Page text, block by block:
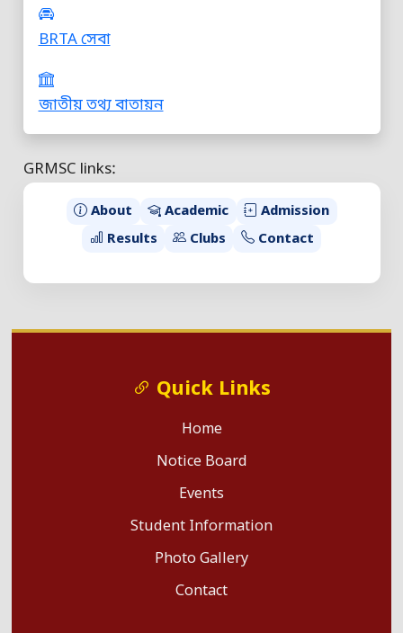
BRTA সেবা
জাতীয় তথ্য বাতায়ন
GRMSC links:
About Academic
Admission
Results
Clubs Contact
Quick Links
Home
Notice Board
Events
Student Information
Photo Gallery
Contact